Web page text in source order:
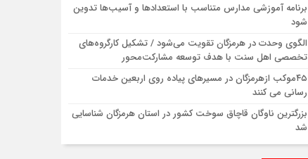
برنامه آموزشی مدارس متناسب با استعدادها و آسیب‌ها تدوین
شود
الگوی وحدت در هرمزگان تقویت می‌شود / تشکیل کارگروه‌های
تخصصی اهل سنت با هدف توسعه مشارکت‌محور
۴۵موکب ازهرمزگان در مسیرهای پیاده روی اربعین خدمات
رسانی می کنند
بزرگترین ناوگان قاچاق سوخت کشور در استان هرمزگان شناسایی
شد